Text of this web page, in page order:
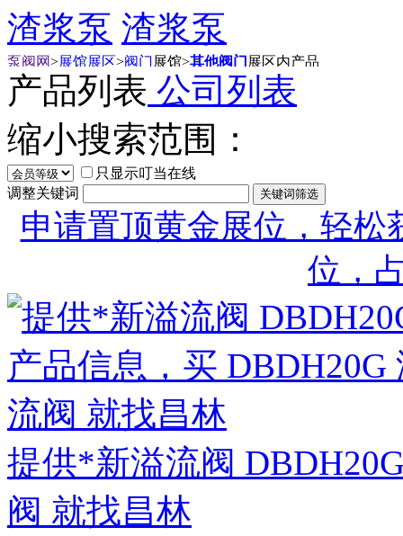
渣浆泵 渣浆泵
泵阀网>展馆展区>阀门 展馆>其他阀门 展区内产品
产品列表 公司列表
缩小搜索范围：
只显示叮当在线
调整关键词
申请置顶黄金展位，轻松
位，
提供*新溢流阀
阀 就找昌林